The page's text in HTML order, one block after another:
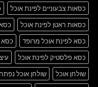
כסאות צבעוניים לפינת אוכל
כסאות ראטן לפינת אוכל
כסא לפינת אוכל מרופד
כסא
כסא פלסטיק לפינת אוכל
שולחן אוכל
שולחן אוכל נפתח